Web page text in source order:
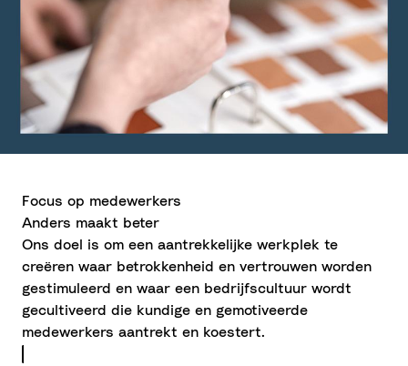
Focus op medewerkers
Anders maakt beter
Ons doel is om een aantrekkelijke werkplek te
creëren waar betrokkenheid en vertrouwen worden
gestimuleerd en waar een bedrijfscultuur wordt
gecultiveerd die kundige en gemotiveerde
medewerkers aantrekt en koestert.